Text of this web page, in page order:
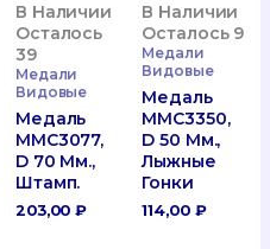
В Наличии
Осталось
39
Медали
Видовые
Медаль
MMC3077,
D 70 Мм.,
Штамп.
203,00₽
В Наличии
Осталось 9
Медали
Видовые
Медаль
MMC3350,
D 50 Мм.,
Лыжные
Гонки
114,00 ₽